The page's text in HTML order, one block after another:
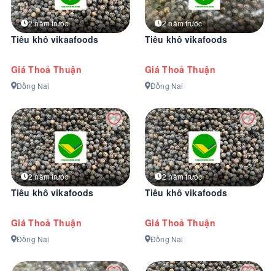
2 năm trước
Tiêu khô vikaafoods
Giá Thoả Thuận
Đồng Nai
2 năm trước
Tiêu khô vikafoods
Giá Thoả Thuận
Đồng Nai
2 năm trước
Tiêu khô vikafoods
Giá Thoả Thuận
Đồng Nai
2 năm trước
Tiêu khô vikafoods
Giá Thoả Thuận
Đồng Nai